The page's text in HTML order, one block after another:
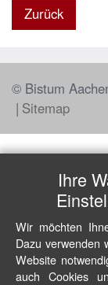
Zurück
© Bistum
Sitemap
Ihre
Wir möchten
Dazu verwenden
Website
auch Cookies